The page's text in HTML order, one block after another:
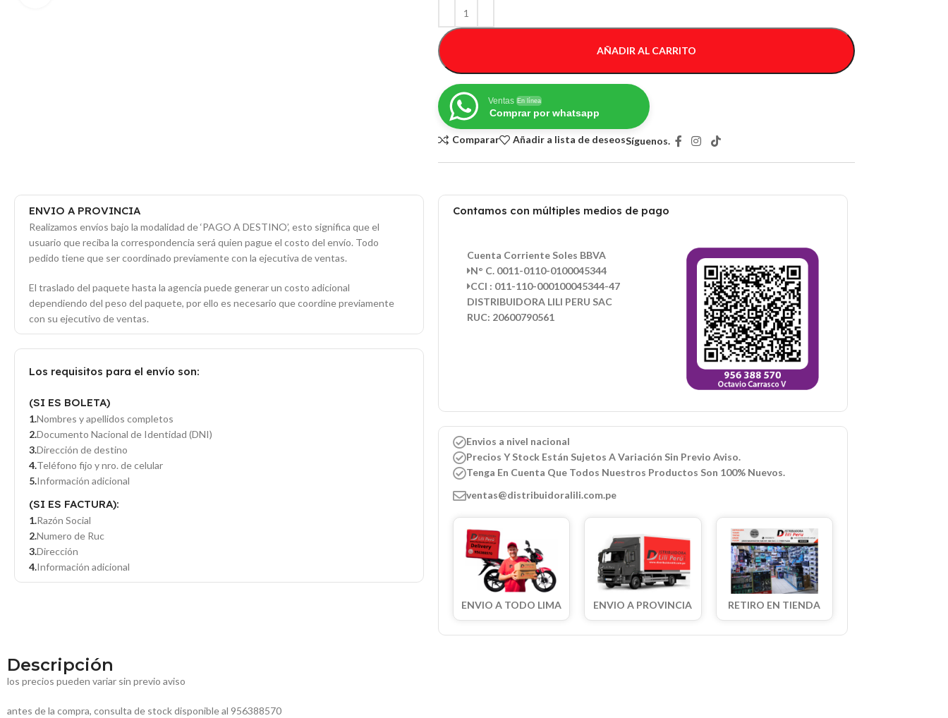
AÑADIR AL CARRITO
Ventas En línea
Comprar por whatsapp
Comparar Añadir a lista de deseosSíguenos.
ENVIO A PROVINCIA
Realizamos envíos bajo la modalidad de ‘PAGO A DESTINO’, esto significa que el
usuario que reciba la correspondencia será quien pague el costo del envío. Todo
pedido tiene que ser coordinado previamente con la ejecutiva de ventas.
El traslado del paquete hasta la agencia puede generar un costo adicional
dependiendo del peso del paquete, por ello es necesario que coordine previamente
con su ejecutivo de ventas.
Los requisitos para el envío son:
(SI ES BOLETA)
Nombres y apellidos completos
Documento Nacional de Identidad (DNI)
Dirección de destino
Teléfono fijo y nro. de celular
Información adicional
(SI ES FACTURA):
Razón Social
Numero de Ruc
Dirección
Información adicional
Contamos con múltiples medios de pago
Cuenta Corriente Soles BBVA
N° C. 0011-0110-0100045344
CCI : 011-110-000100045344-47
DISTRIBUIDORA LILI PERU SAC
RUC: 20600790561
Envios a nivel nacional
Precios Y Stock Están Sujetos A Variación Sin Previo Aviso.
Tenga En Cuenta Que Todos Nuestros Productos Son 100% Nuevos.
ventas@distribuidoralili.com.pe
ENVIO A TODO LIMA ENVIO A PROVINCIA RETIRO EN TIENDA
Descripción
los precios pueden variar sin previo aviso
antes de la compra, consulta de stock disponible al 956388570